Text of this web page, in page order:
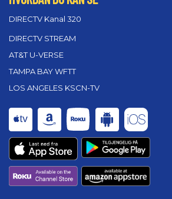
DIRECTV Kanal 320
DIRECTV STREAM
AT&T U-VERSE
TAMPA BAY WFTT
LOS ANGELES KSCN-TV